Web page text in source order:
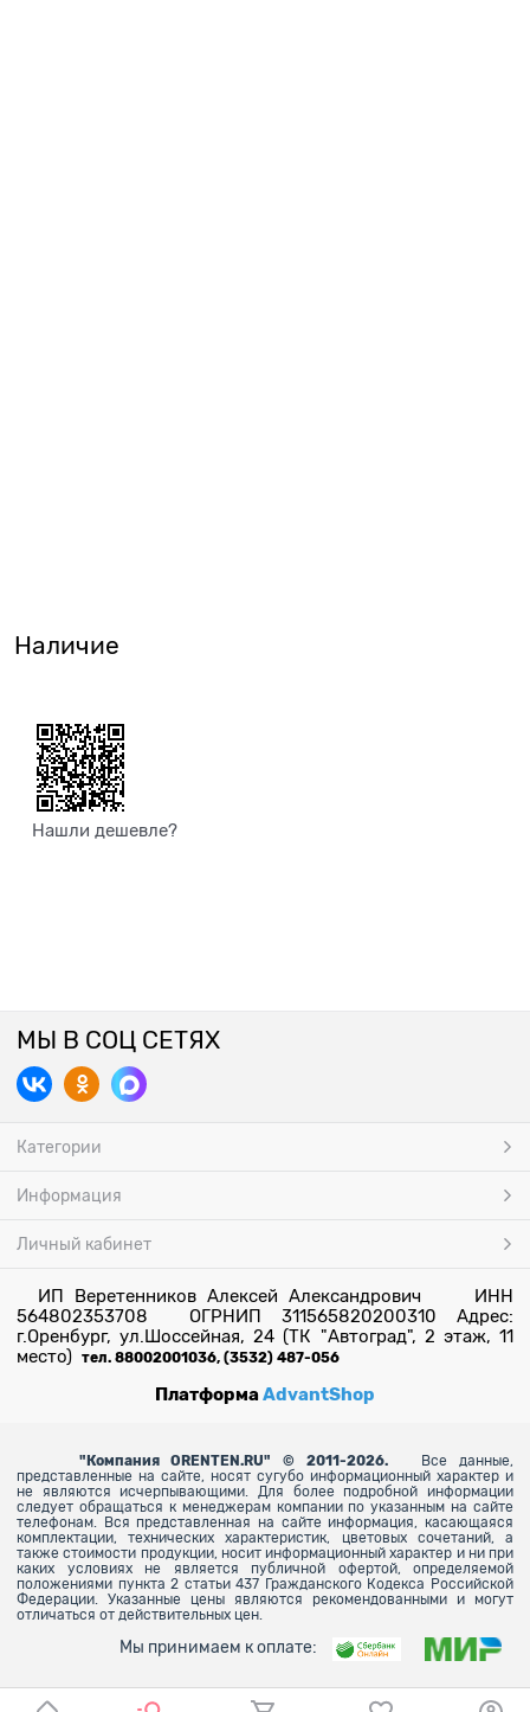
Наличие
Нашли дешевле?
МЫ В СОЦ СЕТЯХ
Категории
Информация
Личный кабинет
ИП Веретенников Алексей Александрович ИНН
564802353708 ОГРНИП 311565820200310 Адрес:
г.Оренбург, ул.Шоссейная, 24 (ТК "Автоград", 2 этаж, 11
место) тел. 88002001036, (3532) 487-056
ПлатформаAdvantShop
" Компания ORENTEN.RU" © 2011-2026.
Все данные,
представленные на сайте, носят сугубо информационный характер и
не являются исчерпывающими. Для более подробной информации
следует обращаться к менеджерам компании по указанным на сайте
телефонам. Вся представленная на сайте информация, касающаяся
комплектации, технических характеристик, цветовых сочетаний, а
также стоимости продукции, носит информационный характер и ни при
каких условиях не является публичной офертой, определяемой
положениями пункта 2 статьи 437 Гражданского Кодекса Российской
Федерации. Указанные цены являются рекомендованными и могут
отличаться от действительных цен.
Мы принимаем к оплате: